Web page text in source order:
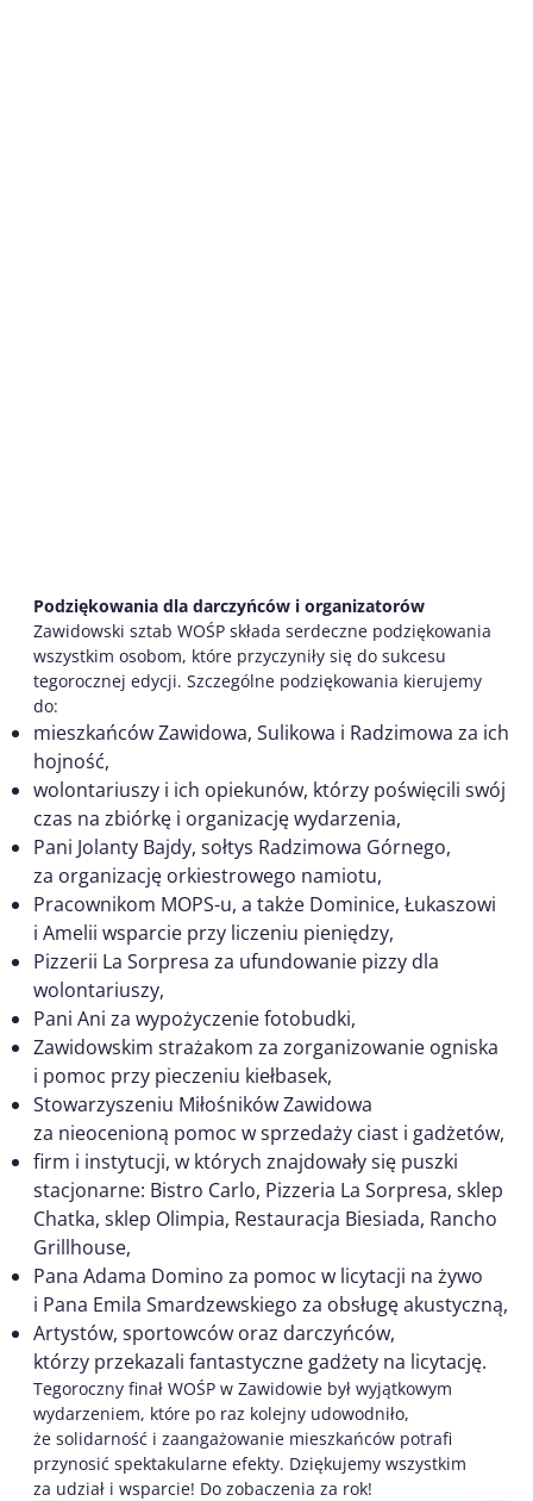
Podziękowania dla darczyńców i organizatorów
Zawidowski sztab WOŚP składa serdeczne podziękowania
wszystkim osobom, które przyczyniły się do sukcesu
tegorocznej edycji. Szczególne podziękowania kierujemy
do:
mieszkańców Zawidowa, Sulikowa i Radzimowa za ich
hojność,
wolontariuszy i ich opiekunów, którzy poświęcili swój
czas na zbiórkę i organizację wydarzenia,
Pani Jolanty Bajdy, sołtys Radzimowa Górnego,
za organizację orkiestrowego namiotu,
Pracownikom MOPS-u, a także Dominice, Łukaszowi
i Amelii wsparcie przy liczeniu pieniędzy,
Pizzerii La Sorpresa za ufundowanie pizzy dla
wolontariuszy,
Pani Ani za wypożyczenie fotobudki,
Zawidowskim strażakom za zorganizowanie ogniska
i pomoc przy pieczeniu kiełbasek,
Stowarzyszeniu Miłośników Zawidowa
za nieocenioną pomoc w sprzedaży ciast i gadżetów,
firm i instytucji, w których znajdowały się puszki
stacjonarne: Bistro Carlo, Pizzeria La Sorpresa, sklep
Chatka, sklep Olimpia, Restauracja Biesiada, Rancho
Grillhouse,
Pana Adama Domino za pomoc w licytacji na żywo
i Pana Emila Smardzewskiego za obsługę akustyczną,
Artystów, sportowców oraz darczyńców,
którzy przekazali fantastyczne gadżety na licytację.
Tegoroczny finał WOŚP w Zawidowie był wyjątkowym
wydarzeniem, które po raz kolejny udowodniło,
że solidarność i zaangażowanie mieszkańców potrafi
przynosić spektakularne efekty. Dziękujemy wszystkim
za udział i wsparcie! Do zobaczenia za rok!